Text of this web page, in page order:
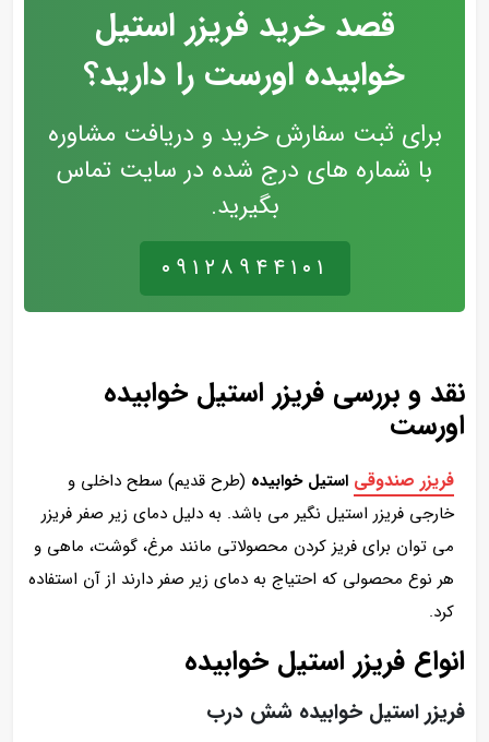
قصد خرید فریزر استیل
خوابیده اورست را دارید؟
برای ثبت سفارش خرید و دریافت مشاوره
با شماره های درج شده در سایت تماس
بگیرید.
۰۹۱۲۸۹۴۴۱۰۱
نقد و بررسی فریزر استیل خوابیده
اورست
فریزر صندوقی استیل خوابیده (طرح قدیم) سطح داخلی و
خارجی فریزر استیل نگیر می باشد. به دلیل دمای زیر صفر فریزر
می توان برای فریز کردن محصولاتی مانند مرغ، گوشت، ماهی و
هر نوع محصولی که احتیاج به دمای زیر صفر دارند از آن استفاده
کرد.
انواع فریزر استیل خوابیده
فریزر استیل خوابیده شش درب